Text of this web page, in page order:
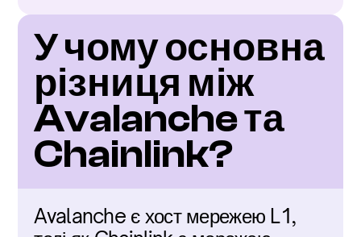
У чому основна
різниця між
Avalanche та
Chainlink?
Avalanche є хост мережею L1,